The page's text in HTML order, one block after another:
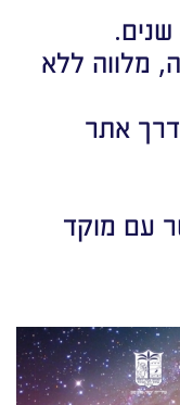
ילד.ה, מלווה ללא
אתר
עם מוקד